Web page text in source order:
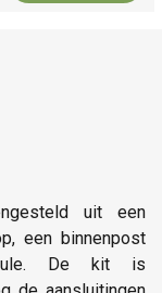
uit een
een binnenpost
De kit is